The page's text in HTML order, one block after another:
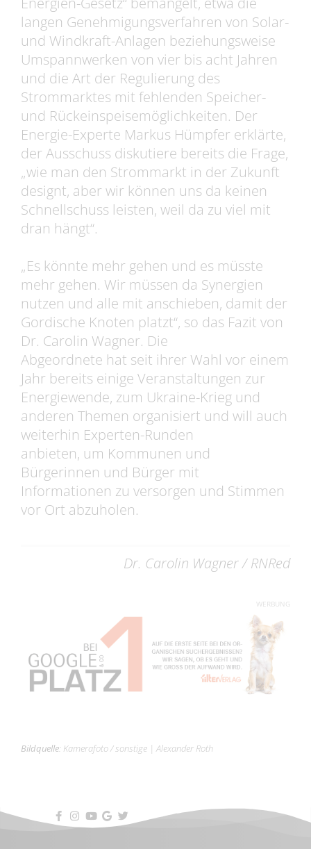
langen Genehmigungsverfahren von Solar-
und Windkraft-Anlagen beziehungsweise
Umspannwerken von vier bis acht Jahren
und die Art der Regulierung des
Strommarktes mit fehlenden Speicher-
und Rückeinspeisemöglichkeiten. Der
Energie-Experte Markus Hümpfer erklärte,
der Ausschuss diskutiere bereits die Frage,
„wie man den Strommarkt in der Zukunft
designt, aber wir können uns da keinen
Schnellschuss leisten, weil da zu viel mit
dran hängt“.
„Es könnte mehr gehen und es müsste
mehr gehen. Wir müssen da Synergien
nutzen und alle mit anschieben, damit der
Gordische Knoten platzt“, so das Fazit von
Dr. Carolin Wagner. Die
Abgeordnete hat seit ihrer Wahl vor einem
Jahr bereits einige Veranstaltungen zur
Energiewende, zum Ukraine-Krieg und
anderen Themen organisiert und will auch
weiterhin Experten-Runden
anbieten, um Kommunen und
Bürgerinnen und Bürger mit
Informationen zu versorgen und Stimmen
vor Ort abzuholen.
Dr. Carolin Wagner / RNRed
WERBUNG
Bildquelle: Kamerafoto / sonstige | Alexander Roth